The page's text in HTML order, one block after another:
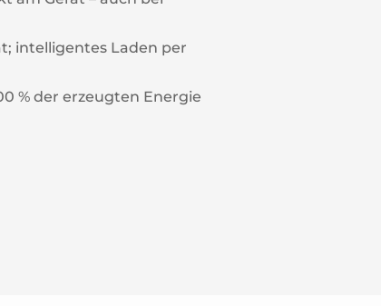
intelligentes Laden per
% der erzeugten Energie